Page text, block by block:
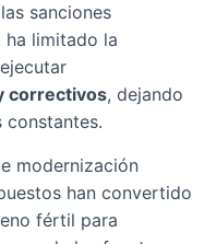
sanciones
ha limitado la
correctivos, dejando
constantes.
modernización
han convertido
fértil para